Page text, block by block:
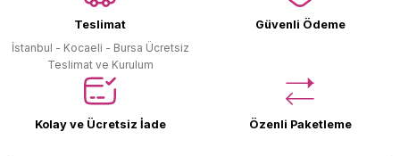
Teslimat
İstanbul - Kocaeli - Bursa Ücretsiz
Teslimat ve Kurulum
Güvenli Ödeme
Kolay ve Ücretsiz İade Özenli Paketleme